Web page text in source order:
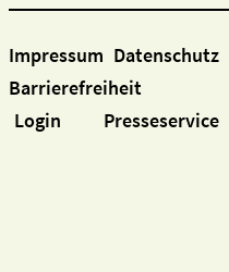
Impressum Datenschutz
Barrierefreiheit
Login
Presseservice